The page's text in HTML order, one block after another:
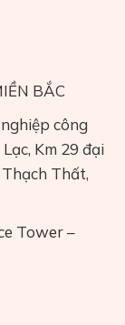
BẮC
công
Km 29 đại
Thất,
Tower –